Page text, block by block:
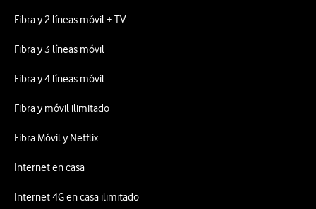
Fibra y 2 líneas móvil + TV
Fibra y 3 líneas móvil
Fibra y 4 líneas móvil
Fibra y móvil ilimitado
Fibra Móvil y Netflix
Internet en casa
Internet 4G en casa ilimitado